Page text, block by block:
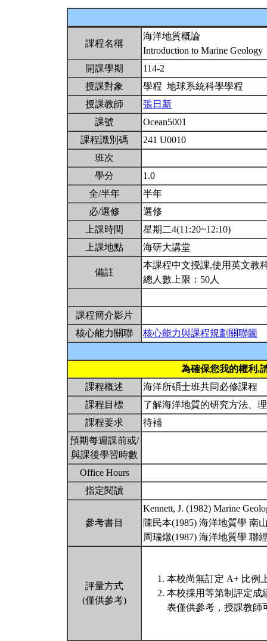
課程名稱
海洋地質概論
Introduction to Marine Geology
開課學期
114-2
授課對象
學程 地球系統科學學程
授課教師
張日新
課號
Ocean5001
課程識別碼
241 U0010
班次
學分
1.0
全/半年
半年
必/選修
選修
上課時間
星期二4(11:20~12:10)
上課地點
海研大講堂
備註
本課程中文授課,使用英文教
總人數上限：50人
課程簡介影片
核心能力關聯
核心能力與課程規劃關聯圖
為確保您我的權利,
課程概述
海洋所碩士班共同必修課程
課程目標
了解海洋地質的研究方法、
課程要求
待補
預期每週課前或/
與課後學習時數
Office Hours
指定閱讀
參考書目
Kennett, J. (1982) Marine
陳民本(1985) 海洋地質學 南
周瑞燉(1987) 海洋地質學 聯
評量方式
(僅供參考)
本校尚無訂定 A+ 比例
本校採用等第制評定成
表僅供參考，授課教師